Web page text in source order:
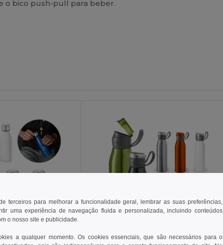
o bico push-pull para beber.
terceiros para melhorar a funcionalidade geral, lembrar as suas preferências,
uma experiência de navegação fluida e personalizada, incluindo conteúdos
o nosso site e publicidade.
a qualquer momento. Os cookies essenciais, que são necessários para o